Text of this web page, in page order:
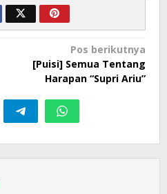
Pos berikutnya
[Puisi] Semua Tentang
Harapan “Supri Ariu”